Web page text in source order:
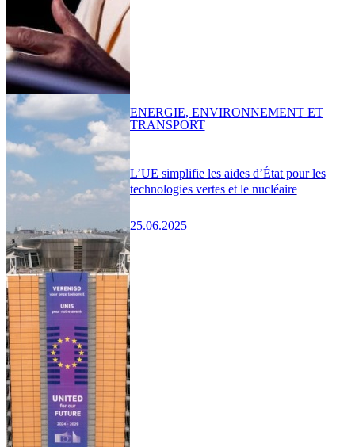
L’UE simplifie les aides d’État pour les
technologies vertes et le nucléaire
25.06.2025
ENERGIE, ENVIRONNEMENT ET
TRANSPORT